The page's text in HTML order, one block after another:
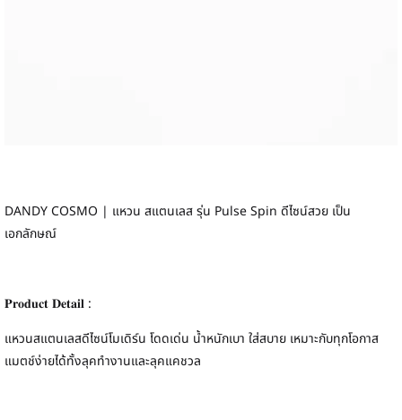
DANDY COSMO | แหวน สแตนเลส รุ่น Pulse Spin ดีไซน์สวย เป็น
เอกลักษณ์
𝐏𝐫𝐨𝐝𝐮𝐜𝐭 𝐃𝐞𝐭𝐚𝐢𝐥 :
แหวนสแตนเลสดีไซน์โมเดิร์น โดดเด่น น้ำหนักเบา ใส่สบาย เหมาะกับทุกโอกาส
แมตช์ง่ายได้ทั้งลุคทำงานและลุคแคชวล